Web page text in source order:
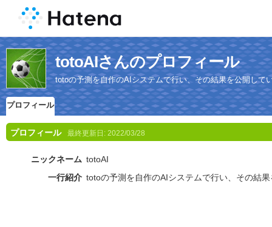
totoAIさんのプロフィール
totoの予測を自作のAIシステムで行い、その結果を公開して
プロフィール
プロフィール 最終更新日: 2022/03/28
ニックネーム totoAI
一行紹介 totoの予測を自作のAIシステムで行い、その結